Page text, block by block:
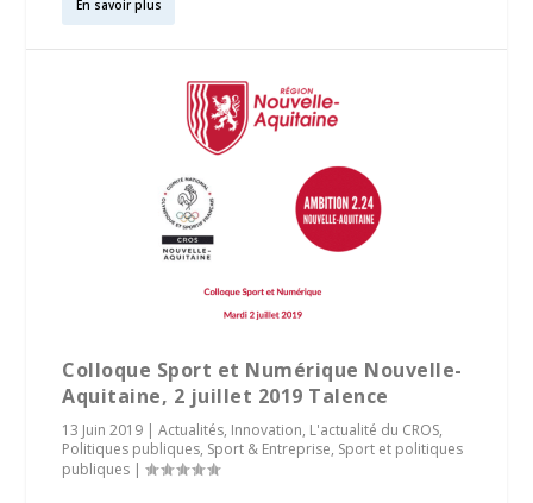
En savoir plus
Colloque Sport et Numérique Nouvelle-
Aquitaine, 2 juillet 2019 Talence
13 Juin 2019 |Actualités, Innovation, L'actualité du CROS,
Politiques publiques, Sport & Entreprise, Sport et politiques
publiques |